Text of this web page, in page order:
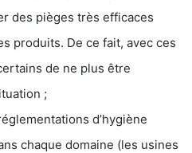
des pièges très efficaces
produits. De ce fait, avec ces
de ne plus être
;
d’hygiène
chaque domaine (les usines